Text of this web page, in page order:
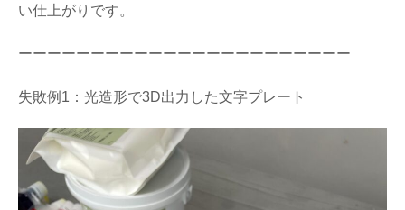
い仕上がりです。
ーーーーーーーーーーーーーーーーーーーーーーー
失敗例1：光造形で3D出力した文字プレート